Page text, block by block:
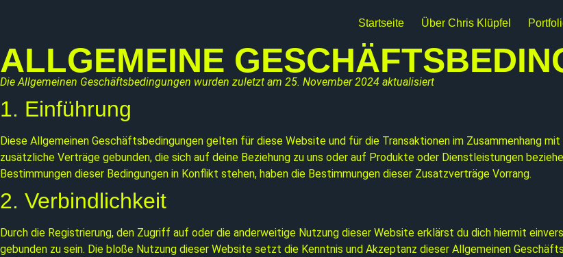
Startseite Über Chris Klüpfel
ALLGEMEINE
Die Allgemeinen Geschäftsbedingungen wurden zuletzt am 25. November 2024 aktualisiert
1. Einführung
Diese Allgemeinen Geschäftsbedingungen gelten für diese Website und für die Transaktionen im Zusammenhang
zusätzliche Verträge gebunden, die sich auf deine Beziehung zu uns oder auf Produkte oder Dienstleistungen
Bestimmungen dieser Bedingungen in Konflikt stehen, haben die Bestimmungen dieser Zusatzverträge Vorrang.
2. Verbindlichkeit
Durch die Registrierung, den Zugriff auf oder die anderweitige Nutzung dieser Website erklärst du dich hiermit
gebunden zu sein. Die bloße Nutzung dieser Website setzt die Kenntnis und Akzeptanz dieser Allgemeinen